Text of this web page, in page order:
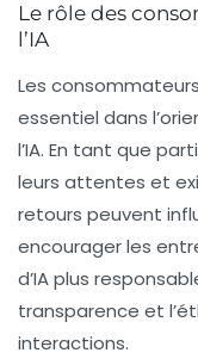
Le rôle des
l’IA
Les
essentiel dans
l’IA. En tant que
leurs attentes et
retours peuvent
encourager les
d’IA plus
transparence et
interactions.